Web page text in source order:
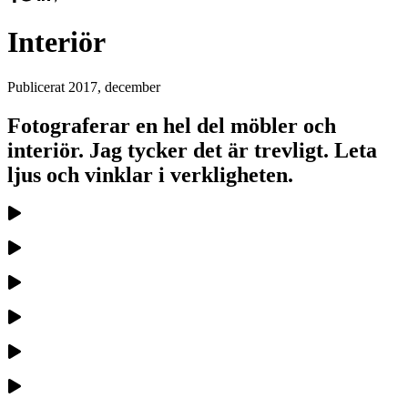
Interiör
Publicerat 2017, december
Fotograferar en hel del möbler och
interiör. Jag tycker det är trevligt. Leta
ljus och vinklar i verkligheten.